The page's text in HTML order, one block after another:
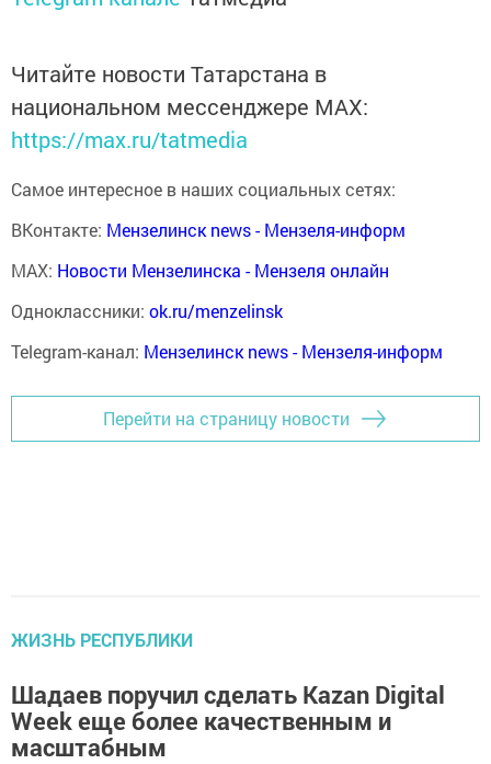
Читайте новости Татарстана в
национальном мессенджере MАХ:
https://max.ru/tatmedia
Самое интересное в наших социальных сетях:
ВКонтакте: Мензелинск news - Мензеля-информ
MAX: Новости Мензелинска - Мензеля онлайн
Одноклассники: ok.ru/menzelinsk
Telegram-канал: Мензелинск news - Мензеля-информ
Перейти на страницу новости
ЖИЗНЬ РЕСПУБЛИКИ
Шадаев поручил сделать Kazan Digital
Week еще более качественным и
масштабным